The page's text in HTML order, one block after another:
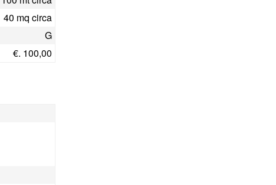
40 mq circa
G
€. 100,00